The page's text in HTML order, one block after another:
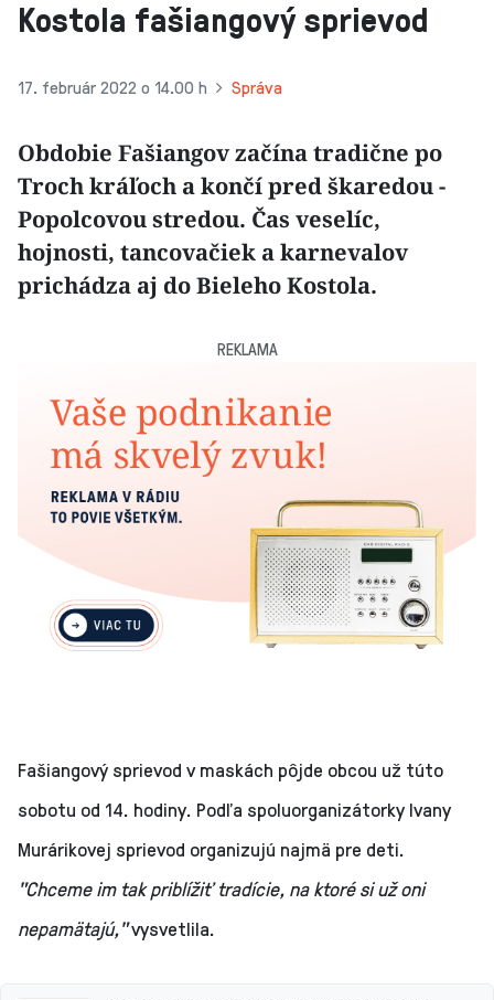
Kostola fašiangový sprievod
17. február 2022 o 14.00 h Správa
Obdobie Fašiangov začína tradične po
Troch kráľoch a končí pred škaredou -
Popolcovou stredou. Čas veselíc,
hojnosti, tancovačiek a karnevalov
prichádza aj do Bieleho Kostola.
REKLAMA
Fašiangový sprievod v maskách pôjde obcou už túto
sobotu od 14. hodiny. Podľa spoluorganizátorky Ivany
Murárikovej sprievod organizujú najmä pre deti.
"Chceme im tak priblížiť tradície, na ktoré si už oni
nepamätajú,"vysvetlila.